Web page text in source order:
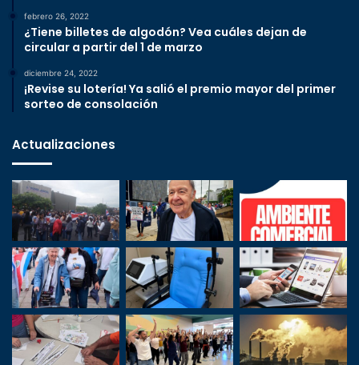
febrero 26, 2022
¿Tiene billetes de algodón? Vea cuáles dejan de
circular a partir del 1 de marzo
diciembre 24, 2022
¡Revise su lotería! Ya salió el premio mayor del primer
sorteo de consolación
Actualizaciones